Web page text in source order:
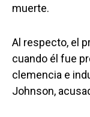
muerte.
Al respecto, el
cuando él fue
clemencia e
Johnson,